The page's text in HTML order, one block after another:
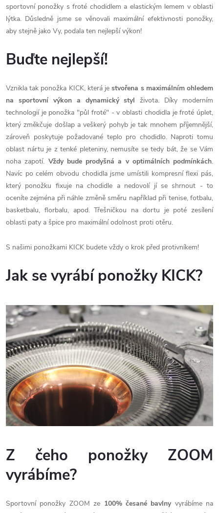
sportovní ponožky s froté chodidlem a elastickým lemem v oblasti
lýtka. Důsledně jsme se věnovali maximální efektivnosti ponožky,
aby stejně jako Vy, podala ten nejlepší výkon!
Buďte nejlepší!
Vznikla tak ponožka KICK, která jestvořena s maximálním ohledem
na sportovní výkon a dynamický styl života. Díky moderním
technologií je ponožka "půl froté" - v oblasti chodidla je froté úplet,
který změkčuje došlap a veškerý pohyb je tak mnohem příjemnější,
zároveň poskytuje požadované teplo pro chodidlo. Naproti tomu
oblast nártu je z tenké pleteniny, nemusíte se tedy bát, že se Vám
noha zapotí. Vždy bude prodyšná a v optimálních podmínkách.
Navíc po celém obvodu chodidla jsme umístili kompresní flexi pás,
který ponožku fixuje na chodidle a nedovolí jí se shrnout - to
oceníte zejména při náhle změně směru například při tenise, fotbalu,
basketbalu, florbalu, apod. Třešničkou na dortu je poté zesílení
oblasti paty a špice pro maximální odolnost proti otěru.
S našimi ponožkami KICK budete vždy o krok před protivníkem!
Jak se vyrábí ponožky KICK?
Z čeho ponožky ZOOM
vyrábíme?
Sportovní ponožky ZOOM ze 100% česané bavlnyvyrábíme na